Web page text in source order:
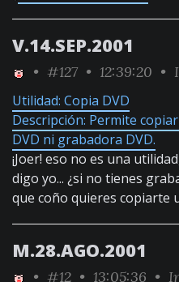
V.14.SEP.2001
• #127 • 12:39:20 •
Utilidad: Copia DVD
Descripción: Permite
DVD ni grabadora DVD.
¡Joer! eso no es una utilidad,
digo yo... ¿si no tienes
que coño quieres copiarte
M.28.AGO.2001
• #12 • 13:05:36 •